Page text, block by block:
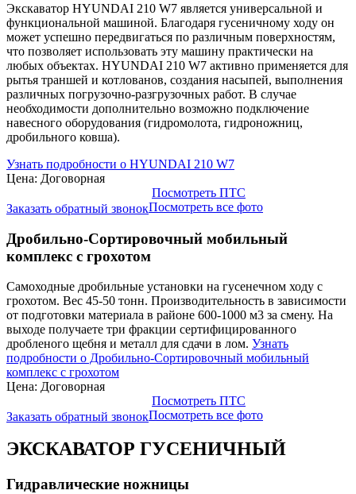
Экскаватор HYUNDAI 210 W7 является универсальной и
функциональной машиной. Благодаря гусеничному ходу он
может успешно передвигаться по различным поверхностям,
что позволяет использовать эту машину практически на
любых объектах. HYUNDAI 210 W7 активно применяется для
рытья траншей и котлованов, создания насыпей, выполнения
различных погрузочно-разгрузочных работ. В случае
необходимости дополнительно возможно подключение
навесного оборудования (гидромолота, гидроножниц,
дробильного ковша).
Узнать подробности о HYUNDAI 210 W7
Цена: Договорная
Заказать обратный звонок
Посмотреть ПТС
Посмотреть все фото
Дробильно-Сортировочный мобильный
комплекс с грохотом
Самоходные дробильные установки на гусенечном ходу с
грохотом. Вес 45-50 тонн. Производительность в зависимости
от подготовки материала в районе 600-1000 м3 за смену. На
выходе получаете три фракции сертифицированного
дробленого щебня и металл для сдачи в лом. Узнать
подробности о Дробильно-Сортировочный мобильный
комплекс с грохотом
Цена: Договорная
Заказать обратный звонок
Посмотреть ПТС
Посмотреть все фото
ЭКСКАВАТОР ГУСЕНИЧНЫЙ
Гидравлические ножницы